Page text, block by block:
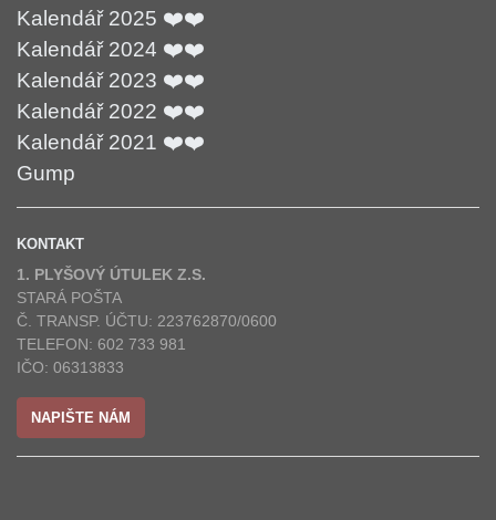
Kalendář 2025 ❤️❤️
Kalendář 2024 ❤️❤️
Kalendář 2023 ❤️❤️
Kalendář 2022 ❤️❤️
Kalendář 2021 ❤️❤️
Gump
KONTAKT
1. PLYŠOVÝ ÚTULEK Z.S.
STARÁ POŠTA
Č. TRANSP. ÚČTU: 223762870/0600
TELEFON: 602 733 981
IČO: 06313833
NAPIŠTE NÁM